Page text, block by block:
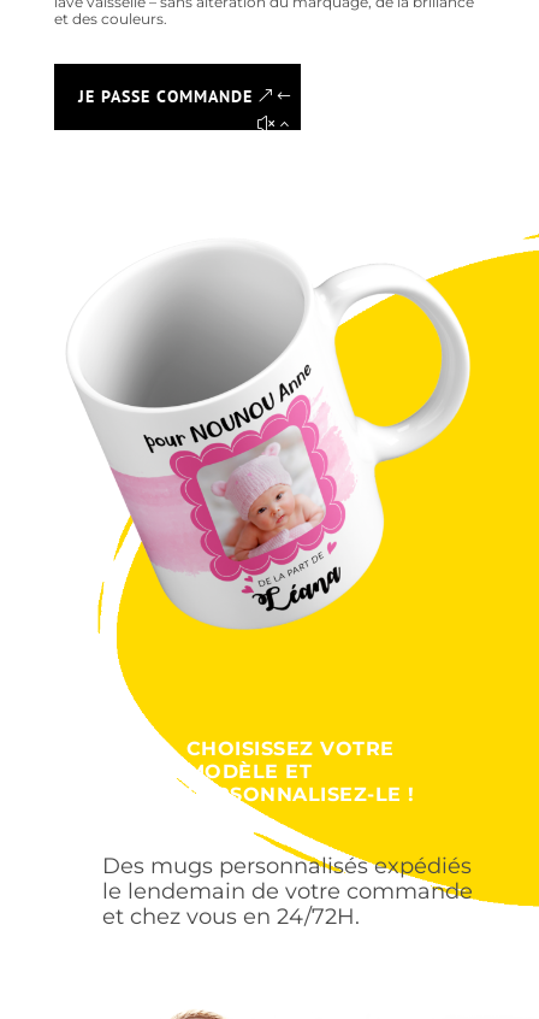
et des couleurs.
JE PASSE COMMANDE
CHOISISSEZ VOTRE
MODÈLE ET
PERSONNALISEZ-LE !
Des mugs personnalisés expédiés
le lendemain de votre commande
et chez vous en 24/72H.